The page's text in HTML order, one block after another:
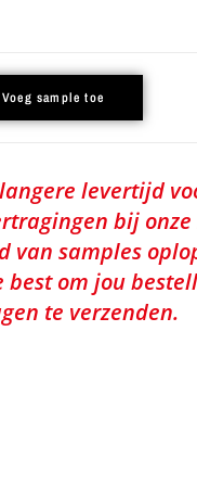
Voeg sample toe
levertijd
bij
van samples
best om jou
te verzenden.